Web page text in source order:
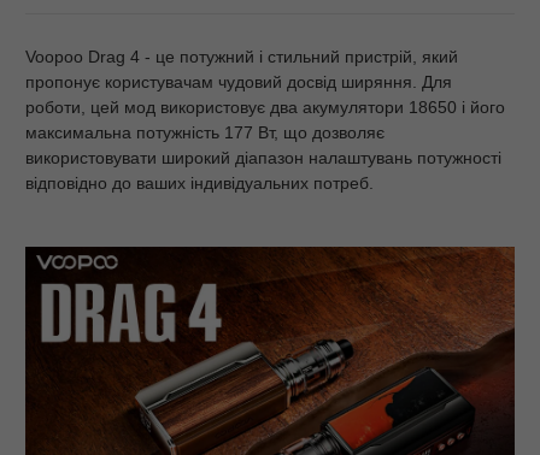
Voopoo Drag 4 - це потужний і стильний пристрій, який
пропонує користувачам чудовий досвід ширяння. Для
роботи, цей мод використовує два акумулятори 18650 і його
максимальна потужність 177 Вт, що дозволяє
використовувати широкий діапазон налаштувань потужності
відповідно до ваших індивідуальних потреб.